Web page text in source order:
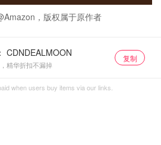
，版权属于原作者
精华折扣不漏掉
复制
when users buy items via our links.